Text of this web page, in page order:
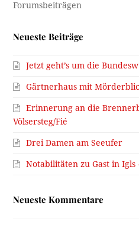
Neueste Beiträge
Jetzt geht’s um die
Gärtnerhaus mit
Erinnerung an die
Völsersteg/Fié
Drei Damen am Seeufer
Notabilitäten zu Gast in Igls
Neueste Kommentare